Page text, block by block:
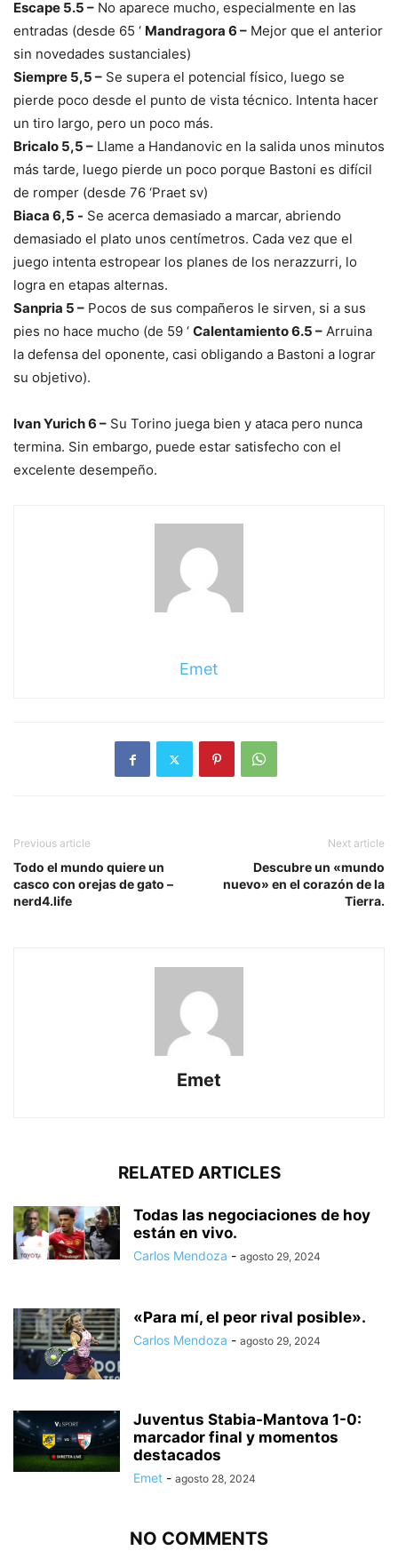
Escape 5.5 – No aparece mucho, especialmente en las
entradas (desde 65 ‘ Mandragora 6 – Mejor que el anterior
sin novedades sustanciales)
Siempre 5,5 – Se supera el potencial físico, luego se
pierde poco desde el punto de vista técnico. Intenta hacer
un tiro largo, pero un poco más.
Bricalo 5,5 – Llame a Handanovic en la salida unos minutos
más tarde, luego pierde un poco porque Bastoni es difícil
de romper (desde 76 ‘Praet sv)
Biaca 6,5 ​​- Se acerca demasiado a marcar, abriendo
demasiado el plato unos centímetros. Cada vez que el
juego intenta estropear los planes de los nerazzurri, lo
logra en etapas alternas.
Sanpria 5 – Pocos de sus compañeros le sirven, si a sus
pies no hace mucho (de 59 ‘ Calentamiento 6.5 – Arruina
la defensa del oponente, casi obligando a Bastoni a lograr
su objetivo).
Ivan Yurich 6 – Su Torino juega bien y ataca pero nunca
termina. Sin embargo, puede estar satisfecho con el
excelente desempeño.
Emet
Previous article
Todo el mundo quiere un
casco con orejas de gato –
nerd4.life
Next article
Descubre un «mundo
nuevo» en el corazón de la
Tierra.
Emet
RELATED ARTICLES
Todas las negociaciones de hoy
están en vivo.
Carlos Mendoza - agosto 29, 2024
«Para mí, el peor rival posible».
Carlos Mendoza - agosto 29, 2024
Juventus Stabia-Mantova 1-0:
marcador final y momentos
destacados
Emet - agosto 28, 2024
NO COMMENTS